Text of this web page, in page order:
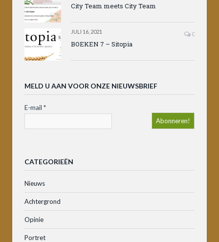
City Team meets City Team
JULI 16, 2021 0
BOEKEN 7 – Sitopia
MELD U AAN VOOR ONZE NIEUWSBRIEF
E-mail *
CATEGORIEËN
Nieuws
Achtergrond
Opinie
Portret